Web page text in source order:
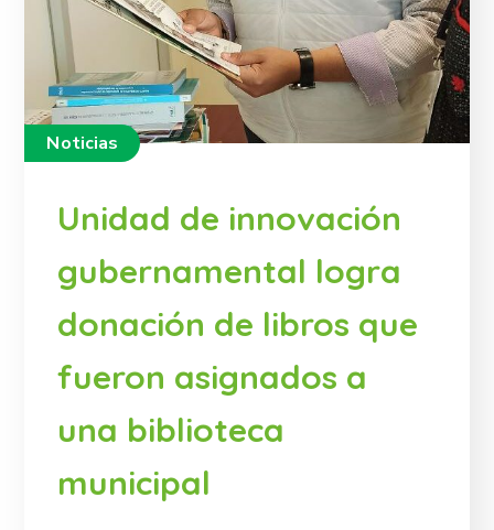
Noticias
Unidad de innovación
gubernamental logra
donación de libros que
fueron asignados a
una biblioteca
municipal